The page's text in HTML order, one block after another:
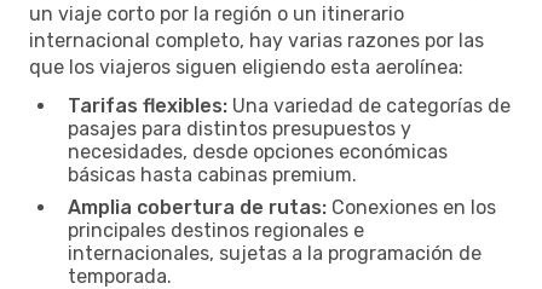
un viaje corto por la región o un itinerario
internacional completo, hay varias razones por las
que los viajeros siguen eligiendo esta aerolínea:
Tarifas flexibles: Una variedad de categorías de
pasajes para distintos presupuestos y
necesidades, desde opciones económicas
básicas hasta cabinas premium.
Amplia cobertura de rutas: Conexiones en los
principales destinos regionales e
internacionales, sujetas a la programación de
temporada.